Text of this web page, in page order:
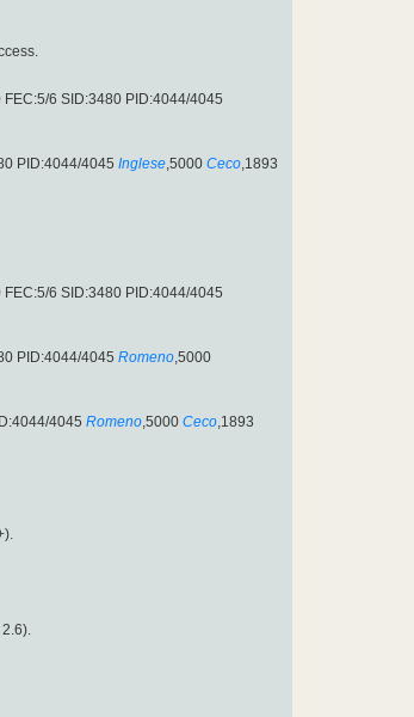
6 SID:3480 PID:4044/4045
PID:4044/4045 Inglese,5000 Ceco,1893
6 SID:3480 PID:4044/4045
PID:4044/4045 Romeno,5000
4045 Romeno,5000 Ceco,1893